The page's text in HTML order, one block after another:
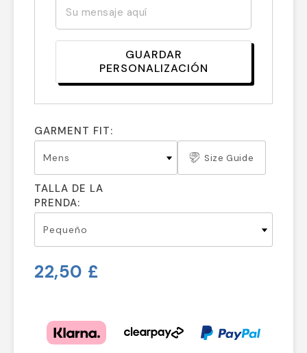
GUARDAR
PERSONALIZACIÓN
GARMENT FIT:
Size Guide
TALLA DE LA
PRENDA:
22,50 £